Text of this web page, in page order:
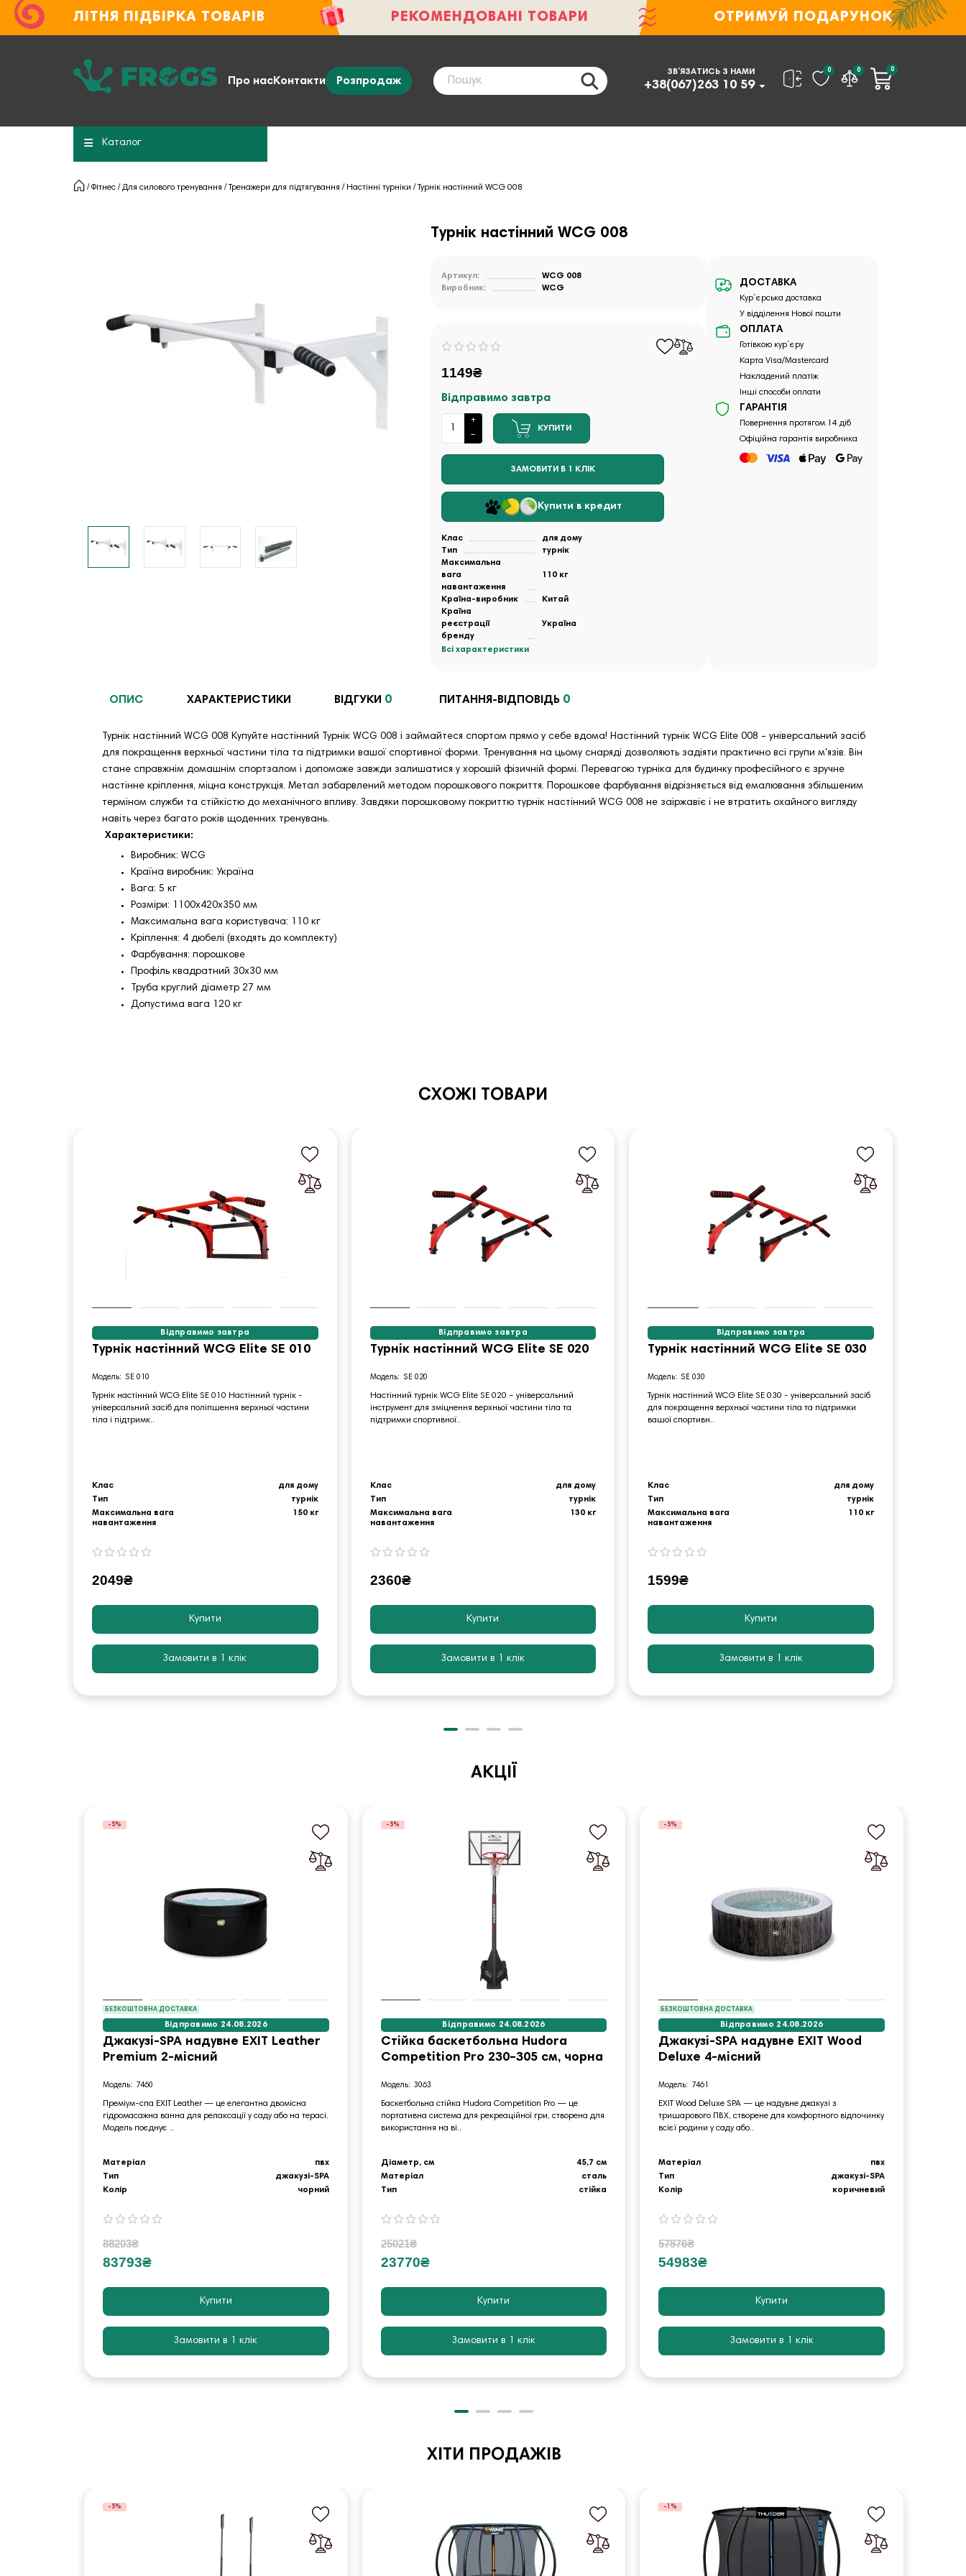
ЛІТНЯ ПІДБІРКА ТОВАРІВ РЕКОМЕНДОВАНІ ТОВАРИ ОТРИМУЙ ПОДАРУНОК
Про насКонтакти Розпродаж
ЗВ’ЯЗАТИСЬ З НАМИ
+38(067)263 10 59
0 0 0
Каталог
Фітнес Для силового тренування Тренажери для підтягування Настінні турніки Турнік настінний WCG 008
Турнік настінний WCG 008
Артикул:
WCG 008
Виробник:
WCG
1149₴
Відправимо завтра
КУПИТИ
ЗАМОВИТИ В 1 КЛІК
Купити в кредит
Клас
для дому
Тип
турнік
Максимальна
вага
навантаження
110 кг
Країна-виробник
Китай
Країна
реєстрації
бренду
Україна
Всі характеристики
ДОСТАВКА
Кур`єрська доставка
У відділення Нової пошти
ОПЛАТА
Готівкою кур`єру
Карта Visa/Mastercard
Накладений платіж
Інші способи оплати
ГАРАНТІЯ
Повернення протягом 14 діб
Офіційна гарантія виробника
ОПИС ХАРАКТЕРИСТИКИ ВІДГУКИ 0 ПИТАННЯ-ВІДПОВІДЬ 0
Турнік настінний WCG 008 Купуйте настінний Турнік WCG 008 і займайтеся спортом прямо у себе вдома! Настінний турнік WCG Elite 008 - універсальний засіб
для покращення верхньої частини тіла та підтримки вашої спортивної форми. Тренування на цьому снаряді дозволяють задіяти практично всі групи м'язів. Він
стане справжнім домашнім спортзалом і допоможе завжди залишатися у хорошій фізичній формі. Перевагою турніка для будинку професійного є зручне
настінне кріплення, міцна конструкція. Метал забарвлений методом порошкового покриття. Порошкове фарбування відрізняється від емалювання збільшеним
терміном служби та стійкістю до механічного впливу. Завдяки порошковому покриттю турнік настінний WCG 008 не заіржавіє і не втратить охайного вигляду
навіть через багато років щоденних тренувань.
Характеристики:
Виробник: WCG
Країна виробник: Україна
Вага: 5 кг
Розміри: 1100x420x350 мм
Максимальна вага користувача: 110 кг
Кріплення: 4 дюбелі (входять до комплекту)
Фарбування: порошкове
Профіль квадратний 30х30 мм
Труба круглий діаметр 27 мм
Допустима вага 120 кг
СХОЖІ ТОВАРИ
Відправимо завтра
Турнік настінний WCG Elite SE 010
SE 010
Турнік настінний WCG Elite SE 010 Настінний турнік -
універсальний засіб для поліпшення верхньої частини
тіла і підтримк..
Клас
для дому
Тип
турнік
Максимальна вага
навантаження
150 кг
2049₴
Купити
Замовити в 1 клік
Відправимо завтра
Турнік настінний WCG Elite SE 020
SE 020
Настінний турнік WCG Elite SE 020 – універсальний
інструмент для зміцнення верхньої частини тіла та
підтримки спортивної..
Клас
для дому
Тип
турнік
Максимальна вага
навантаження
130 кг
2360₴
Купити
Замовити в 1 клік
Відправимо завтра
Турнік настінний WCG Elite SE 030
SE 030
Турнік настінний WCG Elite SE 030 - універсальний засіб
для покращення верхньої частини тіла та підтримки
вашої спортивн..
Клас
для дому
Тип
турнік
Максимальна вага
навантаження
110 кг
1599₴
Купити
Замовити в 1 клік
АКЦІЇ
БЕЗКОШТОВНА ДОСТАВКА
-5%
Відправимо 24.08.2026
Джакузі-SPA надувне EXIT Leather
Premium 2-місний
7460
Преміум‑спа EXIT Leather — це елегантна двомісна
гідромасажна ванна для релаксації у саду або на терасі.
Модель поєднує ..
Матеріал
пвх
Тип
джакузі-SPA
Колір
чорний
88203₴
83793₴
Купити
Замовити в 1 клік
-5%
Відправимо 24.08.2026
Стійка баскетбольна Hudora
Competition Pro 230–305 см, чорна
3063
Баскетбольна стійка Hudora Competition Pro — це
портативна система для рекреаційної гри, створена для
використання на ві..
Діаметр, см
45,7 см
Матеріал
сталь
Тип
стійка
25021₴
23770₴
Купити
Замовити в 1 клік
БЕЗКОШТОВНА ДОСТАВКА
-5%
Відправимо 24.08.2026
Джакузі-SPA надувне EXIT Wood
Deluxe 4-місний
7461
EXIT Wood Deluxe SPA — це надувне джакузі з
тришарового ПВХ, створене для комфортного відпочинку
всієї родини у саду або..
Матеріал
пвх
Тип
джакузі-SPA
Колір
коричневий
57876₴
54983₴
Купити
Замовити в 1 клік
ХІТИ ПРОДАЖІВ
-5% -1%